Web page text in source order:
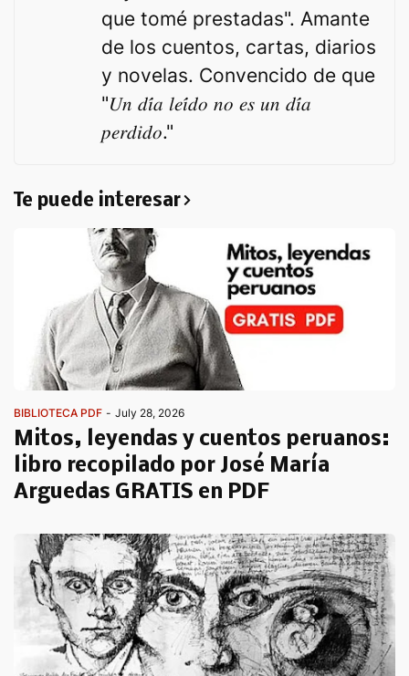
que tomé prestadas". Amante
de los cuentos, cartas, diarios
y novelas. Convencido de que
"𝑈𝑛 𝑑𝑖́𝑎 𝑙𝑒𝑖́𝑑𝑜 𝑛𝑜 𝑒𝑠 𝑢𝑛 𝑑𝑖́𝑎
𝑝𝑒𝑟𝑑𝑖𝑑𝑜."
Te puede interesar
BIBLIOTECA PDF - July 28, 2026
Mitos, leyendas y cuentos peruanos:
libro recopilado por José María
Arguedas GRATIS en PDF